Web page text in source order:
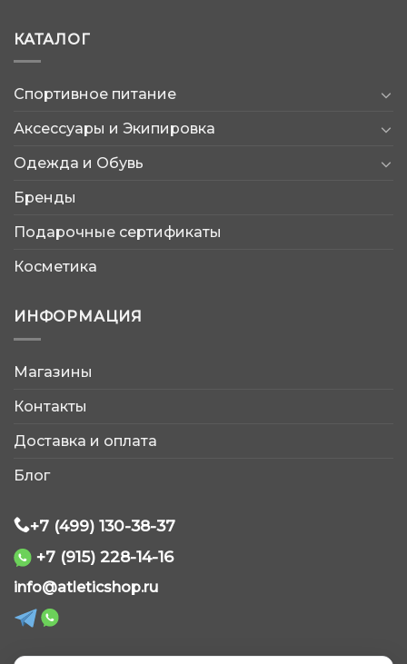
КАТАЛОГ
Спортивное питание
Аксессуары и Экипировка
Одежда и Обувь
Бренды
Подарочные сертификаты
Косметика
ИНФОРМАЦИЯ
Магазины
Контакты
Доставка и оплата
Блог
+7 (499) 130-38-37
+7 (915) 228-14-16
info@atleticshop.ru